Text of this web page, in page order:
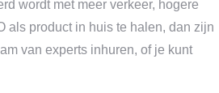
wordt met meer verkeer, hogere
als product in huis te halen, dan zijn
van experts inhuren, of je kunt